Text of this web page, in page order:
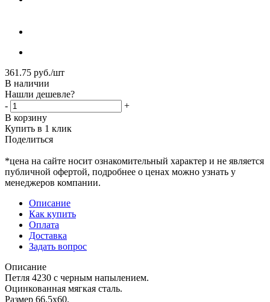
361.75 руб./шт
В наличии
Нашли дешевле?
-
+
В корзину
Купить в 1 клик
Поделиться
*цена на сайте носит ознакомительный характер и не является
публичной офертой, подробнее о ценах можно узнать у
менеджеров компании.
Описание
Как купить
Оплата
Доставка
Задать вопрос
Описание
Петля 4230 с черным напылением.
Оцинкованная мягкая сталь.
Размер 66,5х60.